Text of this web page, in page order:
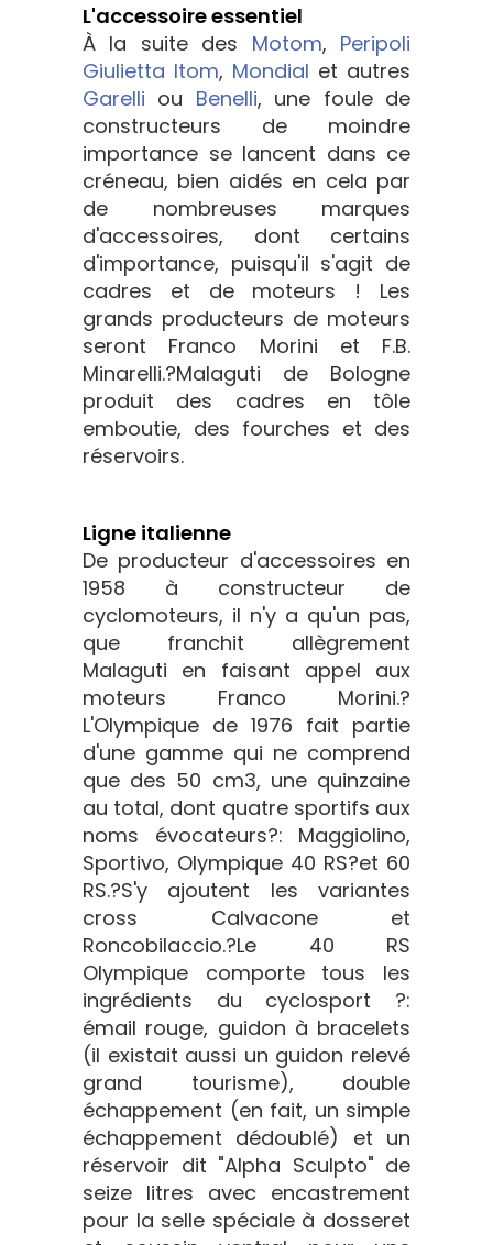
L'accessoire essentiel
À la suite des Motom, Peripoli
Giulietta Itom, Mondial et autres
Garelli ou Benelli, une foule de
constructeurs de moindre
importance se lancent dans ce
créneau, bien aidés en cela par
de nombreuses marques
d'accessoires, dont certains
d'importance, puisqu'il s'agit de
cadres et de moteurs ! Les
grands producteurs de moteurs
seront Franco Morini et F.B.
Minarelli.?Malaguti de Bologne
produit des cadres en tôle
emboutie, des fourches et des
réservoirs.
Ligne italienne
De producteur d'accessoires en
1958 à constructeur de
cyclomoteurs, il n'y a qu'un pas,
que franchit allègrement
Malaguti en faisant appel aux
moteurs Franco Morini.?
L'Olympique de 1976 fait partie
d'une gamme qui ne comprend
que des 50 cm3, une quinzaine
au total, dont quatre sportifs aux
noms évocateurs?: Maggiolino,
Sportivo, Olympique 40 RS?et 60
RS.?S'y ajoutent les variantes
cross Calvacone et
Roncobilaccio.?Le 40 RS
Olympique comporte tous les
ingrédients du cyclosport ?:
émail rouge, guidon à bracelets
(il existait aussi un guidon relevé
grand tourisme), double
échappement (en fait, un simple
échappement dédoublé) et un
réservoir dit "Alpha Sculpto" de
seize litres avec encastrement
pour la selle spéciale à dosseret